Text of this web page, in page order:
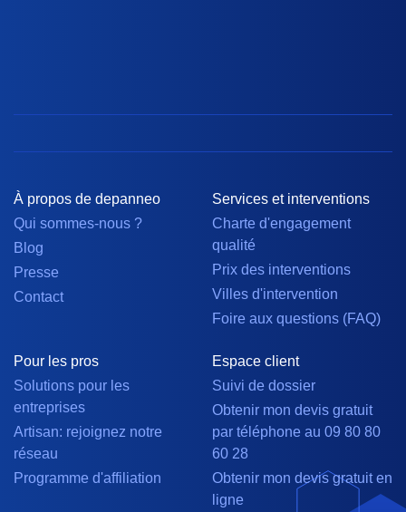
À propos de depanneo
Qui sommes-nous ?
Blog
Presse
Contact
Services et interventions
Charte d'engagement
qualité
Prix des interventions
Villes d'intervention
Foire aux questions (FAQ)
Pour les pros
Solutions pour les
entreprises
Artisan: rejoignez notre
réseau
Programme d'affiliation
Espace client
Suivi de dossier
Obtenir mon devis gratuit
par téléphone au 09 80 80
60 28
Obtenir mon devis gratuit en
ligne